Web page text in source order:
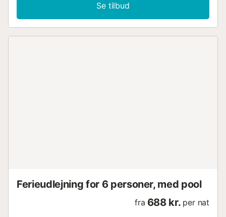
tv, vaskemaskine, ventilator og en arbejdsplads. Det andet
soveværelse forbliver særligt køligt og inkluderer en
Se tilbud
Ferieudlejning for 6 personer, med pool
fra 688 kr. per nat